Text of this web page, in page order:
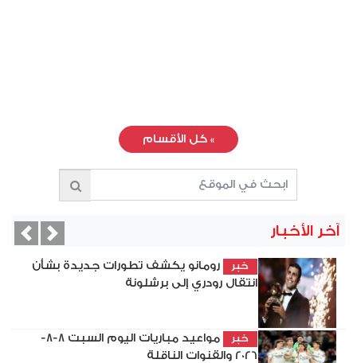
» كل الأقسام
آخر الأخبار
خبر
رومانو يكشف تطورات جديدة بشأن
انتقال رودري إلى برشلونة
خبر
مواعيد مباريات اليوم السبت 8-8-
2026 والقنوات الناقلة
Next